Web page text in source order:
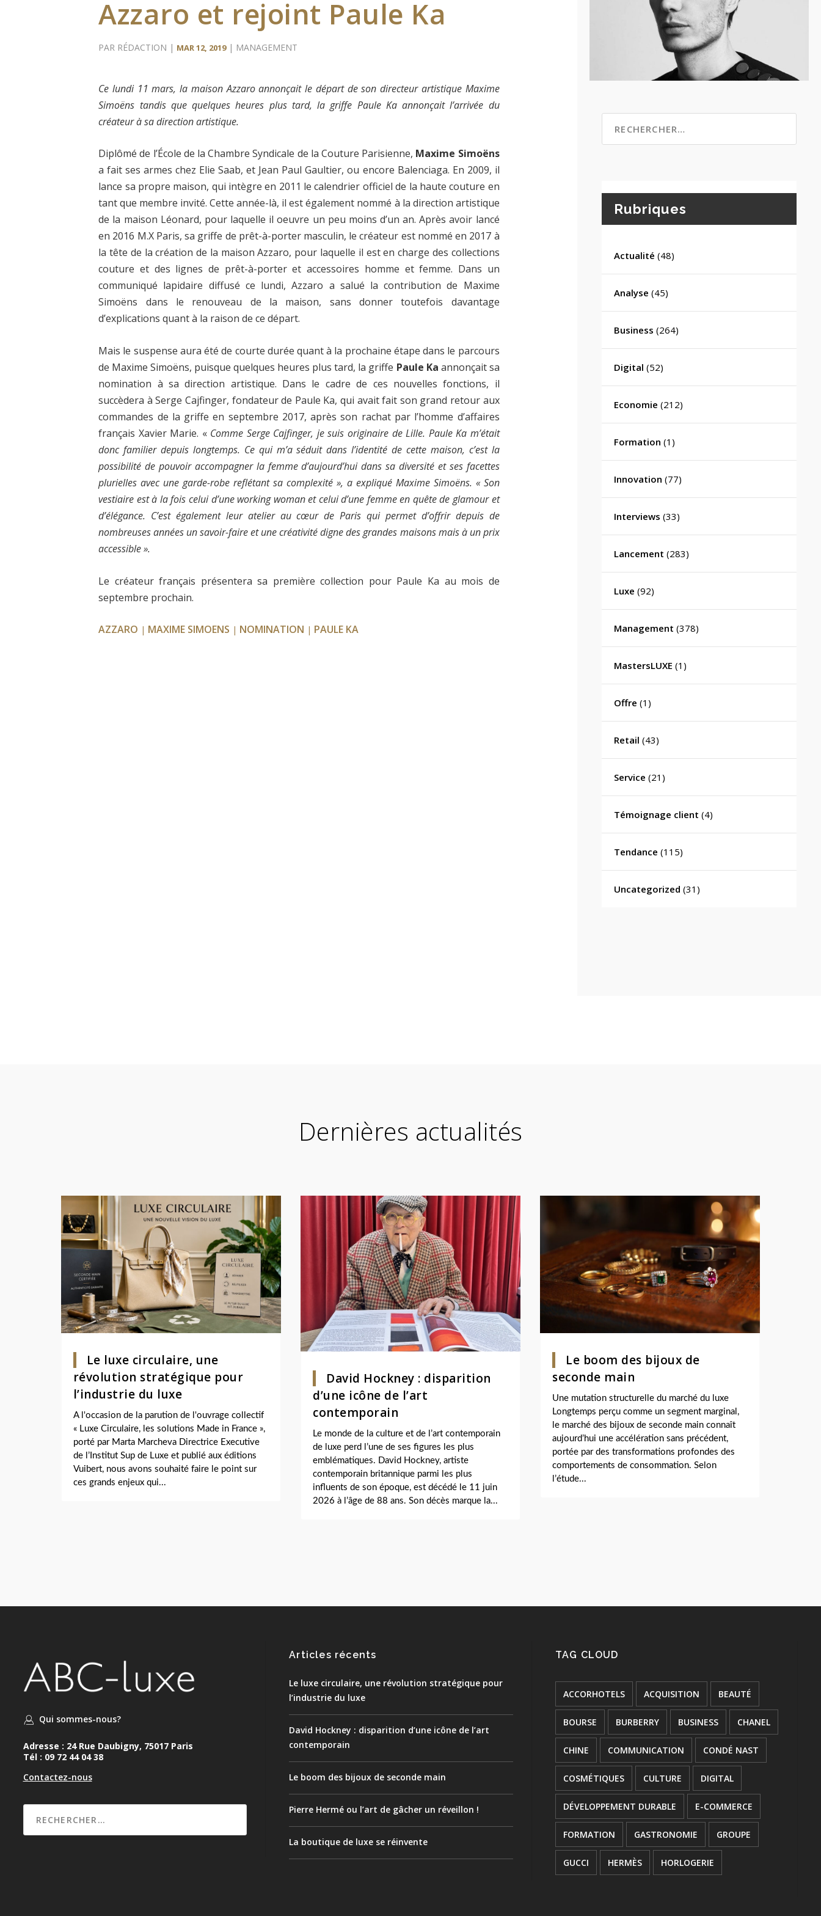
Azzaro et rejoint Paule Ka
PAR RÉDACTION | MAR 12, 2019| MANAGEMENT
Ce lundi 11 mars, la maison Azzaro annonçait le départ de son directeur artistique Maxime
Simoëns tandis que quelques heures plus tard, la griffe Paule Ka annonçait l’arrivée du
créateur à sa direction artistique.
Diplômé de l’École de la Chambre Syndicale de la Couture Parisienne, Maxime Simoëns
a fait ses armes chez Elie Saab, et Jean Paul Gaultier, ou encore Balenciaga. En 2009, il
lance sa propre maison, qui intègre en 2011 le calendrier officiel de la haute couture en
tant que membre invité. Cette année-là, il est également nommé à la direction artistique
de la maison Léonard, pour laquelle il oeuvre un peu moins d’un an. Après avoir lancé
en 2016 M.X Paris, sa griffe de prêt-à-porter masculin, le créateur est nommé en 2017 à
la tête de la création de la maison Azzaro, pour laquelle il est en charge des collections
couture et des lignes de prêt-à-porter et accessoires homme et femme. Dans un
communiqué lapidaire diffusé ce lundi, Azzaro a salué la contribution de Maxime
Simoëns dans le renouveau de la maison, sans donner toutefois davantage
d’explications quant à la raison de ce départ.
Mais le suspense aura été de courte durée quant à la prochaine étape dans le parcours
de Maxime Simoëns, puisque quelques heures plus tard, la griffe Paule Ka annonçait sa
nomination à sa direction artistique. Dans le cadre de ces nouvelles fonctions, il
succèdera à Serge Cajfinger, fondateur de Paule Ka, qui avait fait son grand retour aux
commandes de la griffe en septembre 2017, après son rachat par l’homme d’affaires
français Xavier Marie. « Comme Serge Cajfinger, je suis originaire de Lille. Paule Ka m’était
donc familier depuis longtemps. Ce qui m’a séduit dans l’identité de cette maison, c’est la
possibilité de pouvoir accompagner la femme d’aujourd’hui dans sa diversité et ses facettes
plurielles avec une garde-robe reflétant sa complexité », a expliqué Maxime Simoëns. « Son
vestiaire est à la fois celui d’une working woman et celui d’une femme en quête de glamour et
d’élégance. C’est également leur atelier au cœur de Paris qui permet d’offrir depuis de
nombreuses années un savoir-faire et une créativité digne des grandes maisons mais à un prix
accessible ».
Le créateur français présentera sa première collection pour Paule Ka au mois de
septembre prochain.
AZZARO | MAXIME SIMOENS | NOMINATION | PAULE KA
Rubriques
Actualité (48)
Analyse (45)
Business (264)
Digital (52)
Economie (212)
Formation (1)
Innovation (77)
Interviews (33)
Lancement (283)
Luxe (92)
Management (378)
MastersLUXE (1)
Offre (1)
Retail (43)
Service (21)
Témoignage client (4)
Tendance (115)
Uncategorized (31)
Dernières actualités
Le luxe circulaire, une
révolution stratégique pour
l’industrie du luxe
A l'occasion de la parution de l'ouvrage collectif
« Luxe Circulaire, les solutions Made in France »,
porté par Marta Marcheva Directrice Executive
de l’Institut Sup de Luxe et publié aux éditions
Vuibert, nous avons souhaité faire le point sur
ces grands enjeux qui...
David Hockney : disparition
d’une icône de l’art
contemporain
Le monde de la culture et de l’art contemporain
de luxe perd l’une de ses figures les plus
emblématiques. David Hockney, artiste
contemporain britannique parmi les plus
influents de son époque, est décédé le 11 juin
2026 à l’âge de 88 ans. Son décès marque la...
Le boom des bijoux de
seconde main
Une mutation structurelle du marché du luxe
Longtemps perçu comme un segment marginal,
le marché des bijoux de seconde main connaît
aujourd’hui une accélération sans précédent,
portée par des transformations profondes des
comportements de consommation. Selon
l’étude...
Qui sommes-nous?
Adresse : 24 Rue Daubigny, 75017 Paris
Tél : 09 72 44 04 38
Contactez-nous
Articles récents
Le luxe circulaire, une révolution stratégique pour
l’industrie du luxe
David Hockney : disparition d’une icône de l’art
contemporain
Le boom des bijoux de seconde main
Pierre Hermé ou l’art de gâcher un réveillon !
La boutique de luxe se réinvente
TAG CLOUD
ACCORHOTELS ACQUISITION BEAUTÉ
BOURSE BURBERRY BUSINESS CHANEL
CHINE COMMUNICATION CONDÉ NAST
COSMÉTIQUES CULTURE DIGITAL
DÉVELOPPEMENT DURABLE E-COMMERCE
FORMATION GASTRONOMIE GROUPE
GUCCI HERMÈS HORLOGERIE